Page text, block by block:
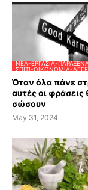
ΝΈΑ-ΕΡΓΑΣΊΑ-
ΣΠΊΤΙ-ΟΙΚΟΝΟΜΊΑ-
Όταν όλα πάνε
αυτές οι φράσεις
σώσουν
May 31, 2024